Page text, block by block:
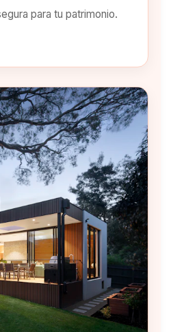
para tu patrimonio.